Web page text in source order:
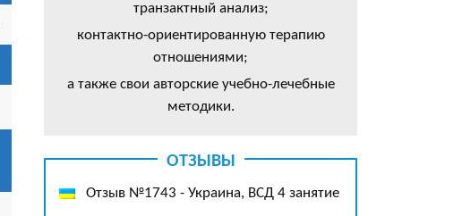
транзактный анализ;
контактно-ориентированную терапию
отношениями;
а также свои авторские учебно-лечебные
методики.
ОТЗЫВЫ
Отзыв №1743 - Украина, ВСД 4 занятие